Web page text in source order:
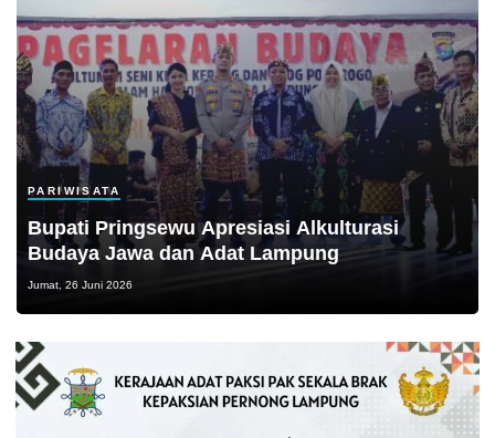
PARIWISATA
Bupati Pringsewu Apresiasi Alkulturasi
Budaya Jawa dan Adat Lampung
Jumat, 26 Juni 2026